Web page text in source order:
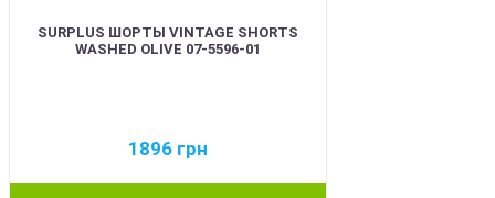
SURPLUS ШОРТЫ VINTAGE SHORTS
WASHED OLIVE 07-5596-01
1896 грн